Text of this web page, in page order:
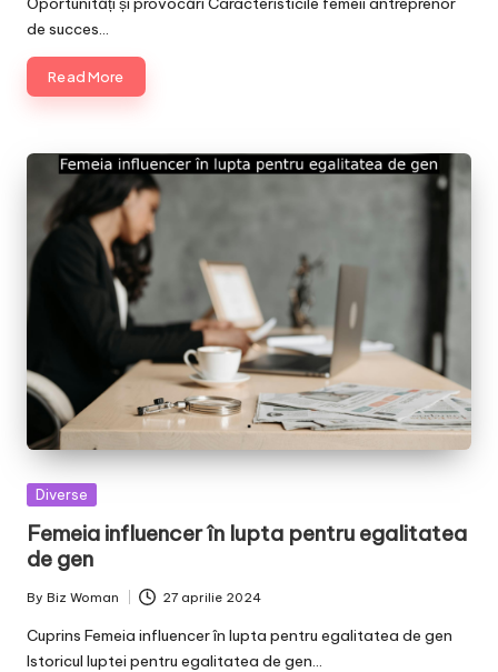
de succes…
Read More
Posted
Diverse
Femeia influencer în lupta pentru egalitatea
de gen
Posted
by
By Biz Woman 27 aprilie 2024
Cuprins Femeia influencer în lupta pentru egalitatea de gen
Istoricul luptei pentru egalitatea de gen…